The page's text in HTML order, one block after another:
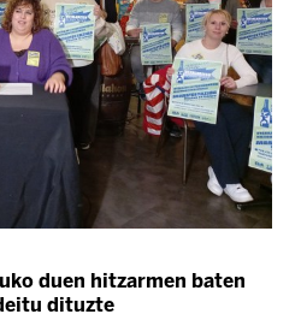
duen hitzarmen baten
dituzte